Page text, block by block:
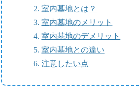
室内墓地とは？
室内墓地のメリット
室内墓地のデメリット
室内墓地との違い
注意したい点